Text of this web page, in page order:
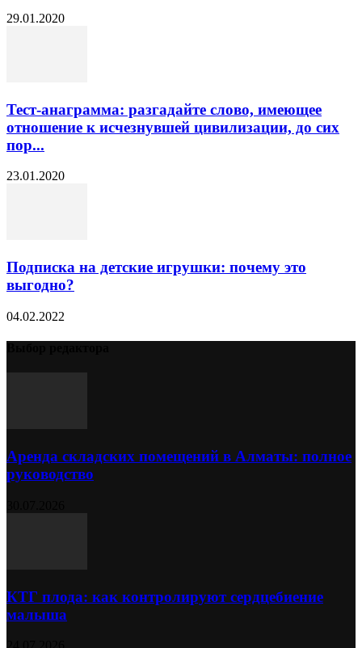
29.01.2020
Тест-анаграмма: разгадайте слово, имеющее
отношение к исчезнувшей цивилизации, до сих
пор...
23.01.2020
Подписка на детские игрушки: почему это
выгодно?
04.02.2022
Аренда складских помещений в Алматы: полное
руководство
КТГ плода: как контролируют сердцебиение
малыша